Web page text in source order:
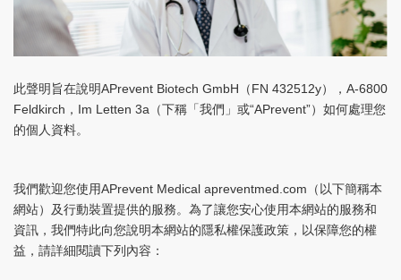
此聲明旨在說明APrevent Biotech GmbH（FN 432512y），A-6800
Feldkirch，Im Letten 3a（下稱「我們」或“APrevent”）如何處理您
的個人資料。
我們歡迎您使用APrevent Medical apreventmed.com（以下簡稱本
網站）及行動裝置提供的服務。為了讓您安心使用本網站的服務和
資訊，我們特此向您說明本網站的隱私權保護政策，以保障您的權
益，請詳細閱讀下列內容：